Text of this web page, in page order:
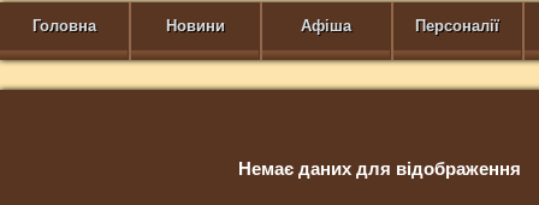
Головна Новини Афіша Персоналії
Немає даних для відображення